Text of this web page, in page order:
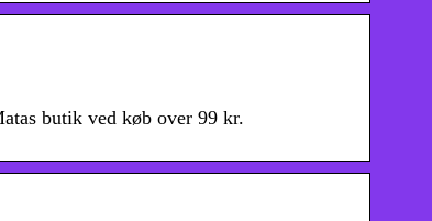
butik ved køb over 99 kr.